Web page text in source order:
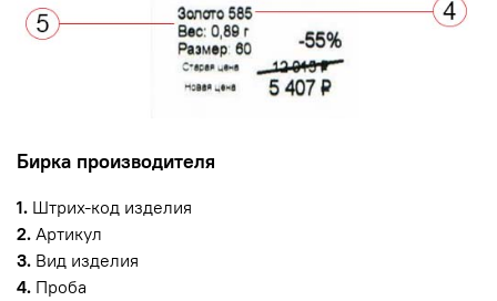
Бирка производителя
1. Штрих-код изделия
2. Артикул
3. Вид изделия
4. Проба